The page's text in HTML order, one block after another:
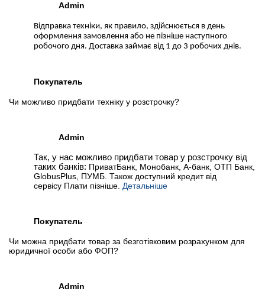
Admin
Відправка техніки, як правило, здійснюється в день
оформлення замовлення або не пізніше наступного
робочого дня. Доставка займає від 1 до 3 робочих днів.
Покупатель
Чи можливо придбати техніку у розстрочку?
Admin
Так, у нас можливо придбати товар у розстрочку від
таких банків: ПриватБанк, Монобанк, А-банк, ОТП Банк,
GlobusPlus, ПУМБ. Також доступний кредит від
сервісу Плати пізніше. Детальніше
Покупатель
Чи можна придбати товар за безготівковим розрахунком для
юридичної особи або ФОП?
Admin